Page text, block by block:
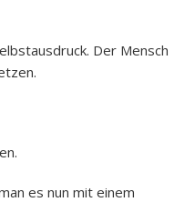
Der Mensch
es nun mit einem